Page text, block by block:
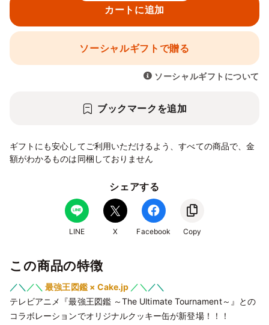
カートに追加
ソーシャルギフトで贈る
ソーシャルギフトについて
ブックマークを追加
ギフトにも安心してご利用いただけるよう、すべての商品で、金
額がわかるものは同梱しておりません
シェアする
LINE X Facebook Copy
この商品の特徴
／＼ ／＼ 最強王図鑑 × Cake.jp ／＼ ／＼
テレビアニメ『最強王図鑑 ～The Ultimate Tournament～』との
コラボレーションでオリジナルクッキー缶が新登場！！！